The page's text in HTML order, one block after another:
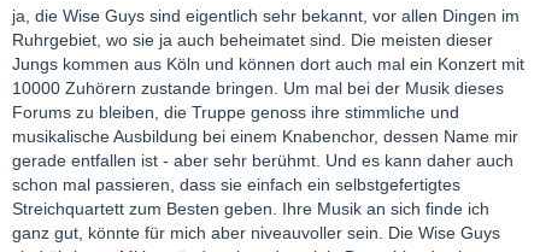
ja, die Wise Guys sind eigentlich sehr bekannt, vor allen Dingen im
Ruhrgebiet, wo sie ja auch beheimatet sind. Die meisten dieser
Jungs kommen aus Köln und können dort auch mal ein Konzert mit
10000 Zuhörern zustande bringen. Um mal bei der Musik dieses
Forums zu bleiben, die Truppe genoss ihre stimmliche und
musikalische Ausbildung bei einem Knabenchor, dessen Name mir
gerade entfallen ist - aber sehr berühmt. Und es kann daher auch
schon mal passieren, dass sie einfach ein selbstgefertigtes
Streichquartett zum Besten geben. Ihre Musik an sich finde ich
ganz gut, könnte für mich aber niveauvoller sein. Die Wise Guys